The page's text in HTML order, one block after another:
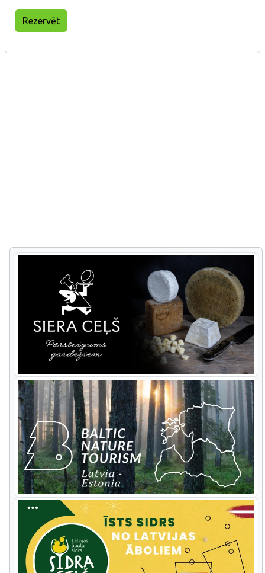
Rezervēt